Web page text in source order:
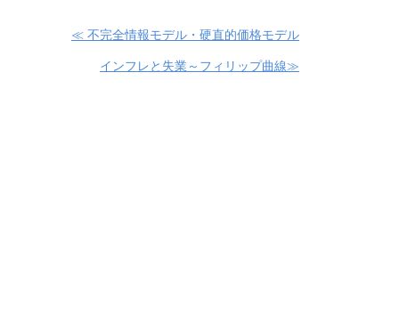
≪ 不完全情報モデル・硬直的価格モデル
インフレと失業～フィリップ曲線≫